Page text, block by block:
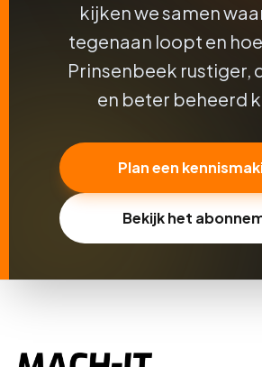
kijken we samen
tegenaan loopt en hoe
Prinsenbeek rustiger,
en beter beheerd
Plan een
Bekijk het